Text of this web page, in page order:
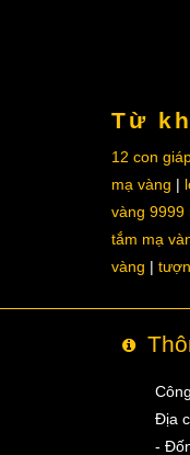
Từ
12 con
mạ vàng
vàng 9999
tắm mạ
vàng
Địa
-